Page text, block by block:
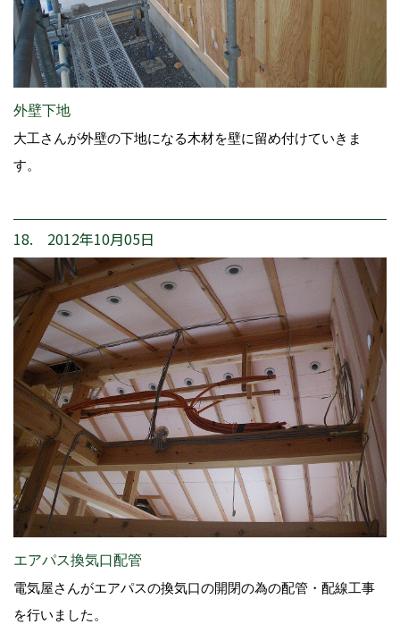
外壁下地
大工さんが外壁の下地になる木材を壁に留め付けていきま
す。
18. 2012年10月05日
エアパス換気口配管
電気屋さんがエアパスの換気口の開閉の為の配管・配線工事
を行いました。